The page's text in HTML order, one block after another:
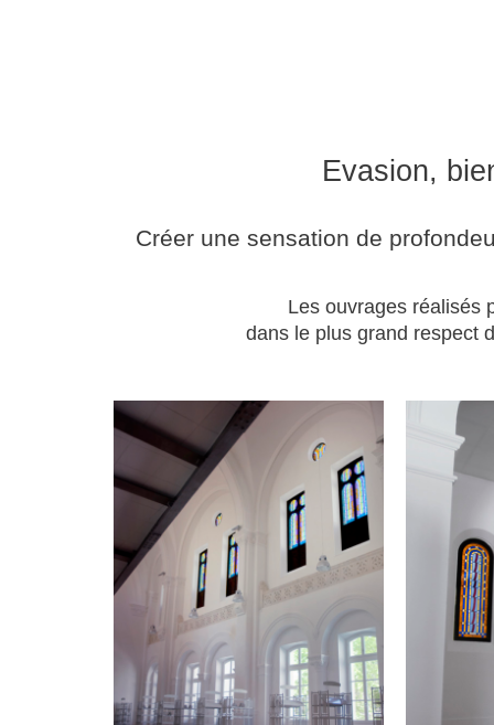
Evasion,
Créer une sensation de
Les ouvrages réalisés
dans le plus grand respect